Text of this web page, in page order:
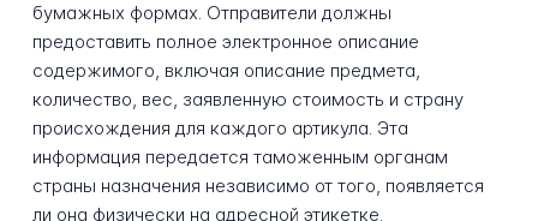
бумажных формах. Отправители должны
предоставить полное электронное описание
содержимого, включая описание предмета,
количество, вес, заявленную стоимость и страну
происхождения для каждого артикула. Эта
информация передается таможенным органам
страны назначения независимо от того, появляется
ли она физически на адресной этикетке.